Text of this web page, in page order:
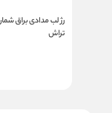
تراش